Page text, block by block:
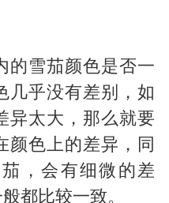
的雪茄颜色是否一
几乎没有差别，如
异太大，那么就要
颜色上的差异，同
，会有细微的差
都比较一致。